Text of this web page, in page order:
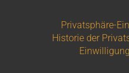
Privatsphäre-
Historie der